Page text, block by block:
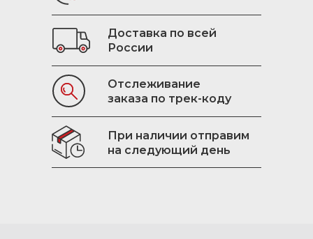
Доставка по всей
России
Отслеживание
заказа по трек-коду
При наличии отправим
на следующий день